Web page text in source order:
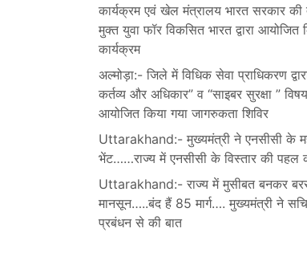
कार्यक्रम एवं खेल मंत्रालय भारत सरकार
मुक्त युवा फॉर विकसित भारत द्वारा आयोजित
कार्यक्रम
अल्मोड़ा:- जिले में विधिक सेवा प्राधिकरण
कर्तव्य और अधिकार” व “साइबर सुरक्षा ”
आयोजित किया गया जागरुकता शिविर
Uttarakhand:- मुख्यमंत्री ने एनसीसी के
भेंट……राज्य में एनसीसी के विस्तार की पहल
Uttarakhand:- राज्य में मुसीबत बनकर
मानसून…..बंद हैं 85 मार्ग…. मुख्यमंत्री ने
प्रबंधन से की बात